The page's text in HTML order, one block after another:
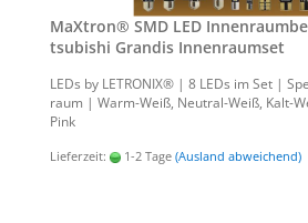
MaX­tron® SMD LED
tsu­bi­shi Gran­dis In­nen­ra­um­set
LEDs by LE­TRO­NIX® | 8 LEDs im Set |
raum | Warm-​Weiß, Neutral-​Weiß, Kalt-​
Pink
Lieferzeit: 1-2 Tage (Ausland abweichend)